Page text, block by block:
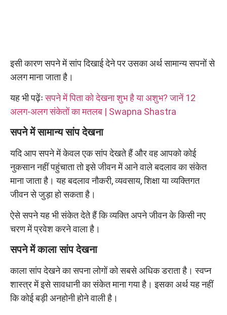
इसी कारण सपने में सांप दिखाई देने पर उसका अर्थ सामान्य सपनों से
अलग माना जाता है।
यह भी पढ़ेंःसपने में पिता को देखना शुभ है या अशुभ? जानें 12
अलग-अलग संकेतों का मतलब | Swapna Shastra
सपने में सामान्य सांप देखना
यदि आप सपने में केवल एक सांप देखते हैं और वह आपको कोई
नुकसान नहीं पहुंचाता तो इसे जीवन में आने वाले बदलाव का संकेत
माना जाता है। यह बदलाव नौकरी, व्यवसाय, शिक्षा या व्यक्तिगत
जीवन से जुड़ा हो सकता है।
ऐसे सपने यह भी संकेत देते हैं कि व्यक्ति अपने जीवन के किसी नए
चरण में प्रवेश करने वाला है।
सपने में काला सांप देखना
काला सांप देखने का सपना लोगों को सबसे अधिक डराता है। स्वप्न
शास्त्र में इसे सावधानी का संकेत माना गया है। इसका अर्थ यह नहीं
कि कोई बड़ी अनहोनी होने वाली है।